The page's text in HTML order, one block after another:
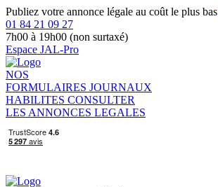
Publiez votre annonce légale au coût le plus bas
01 84 21 09 27
7h00 à 19h00 (non surtaxé)
Espace JAL-Pro
NOS
FORMULAIRES JOURNAUX
HABILITES CONSULTER
LES ANNONCES LEGALES